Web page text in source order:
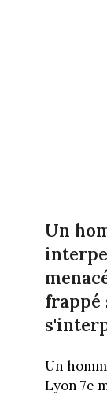
Un
frappé
Un
Lyon 7e